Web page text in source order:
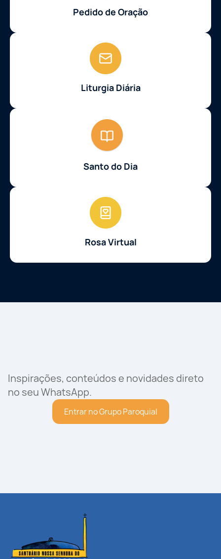
Pedido de Oração
Liturgia Diária
Santo do Dia
Rosa Virtual
Inspirações, conteúdos e novidades direto
no seu WhatsApp.
Entrar no Grupo Paroquial